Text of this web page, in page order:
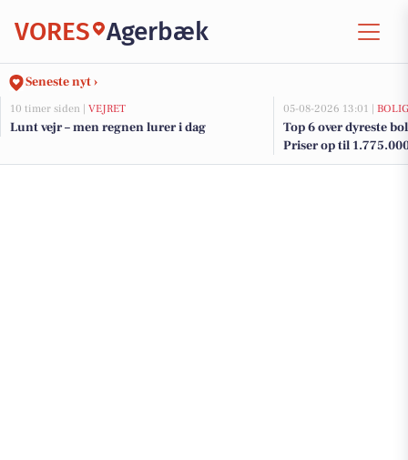
VORES Agerbæk
Seneste nyt ›
10 timer siden | VEJRET
Lunt vejr – men regnen lurer i dag
05-08-2026 13:01 |
Top 6 over dyreste
Priser op til